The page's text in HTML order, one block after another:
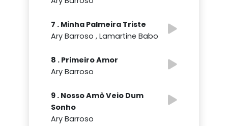
7 . Minha Palmeira Triste
Ary Barroso , Lamartine Babo
8 . Primeiro Amor
Ary Barroso
9 . Nosso Amô Veio Dum
Sonho
Ary Barroso